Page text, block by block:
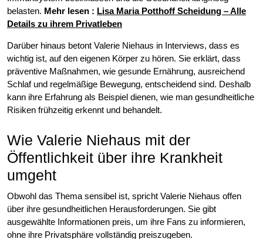
belasten. Mehr lesen : Lisa Maria Potthoff Scheidung – Alle
Details zu ihrem Privatleben
Darüber hinaus betont Valerie Niehaus in Interviews, dass es
wichtig ist, auf den eigenen Körper zu hören. Sie erklärt, dass
präventive Maßnahmen, wie gesunde Ernährung, ausreichend
Schlaf und regelmäßige Bewegung, entscheidend sind. Deshalb
kann ihre Erfahrung als Beispiel dienen, wie man gesundheitliche
Risiken frühzeitig erkennt und behandelt.
Wie Valerie Niehaus mit der
Öffentlichkeit über ihre Krankheit
umgeht
Obwohl das Thema sensibel ist, spricht Valerie Niehaus offen
über ihre gesundheitlichen Herausforderungen. Sie gibt
ausgewählte Informationen preis, um ihre Fans zu informieren,
ohne ihre Privatsphäre vollständig preiszugeben.